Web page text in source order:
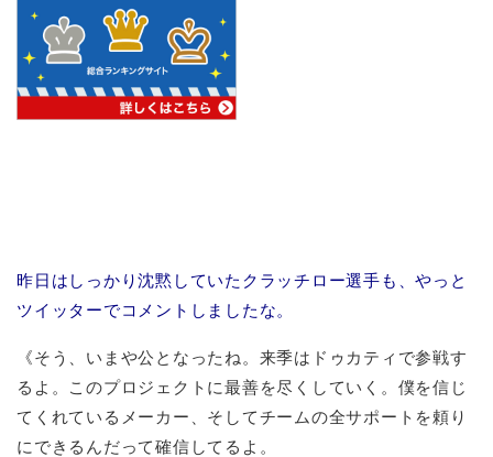
昨日はしっかり沈黙していたクラッチロー選手も、やっと
ツイッターでコメントしましたな。
《そう、いまや公となったね。来季はドゥカティで参戦す
るよ。このプロジェクトに最善を尽くしていく。僕を信じ
てくれているメーカー、そしてチームの全サポートを頼り
にできるんだって確信してるよ。